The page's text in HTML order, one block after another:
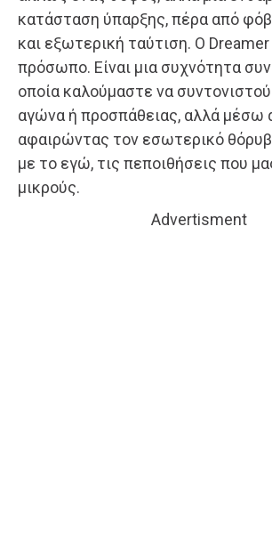
κατάσταση ύπαρξης, πέρα από
και εξωτερική ταύτιση. Ο Dreamer
πρόσωπο. Είναι μια συχνότητα
οποία καλούμαστε να
αγώνα ή προσπάθειας, αλλά μέσω
αφαιρώντας τον εσωτερικό
με το εγώ, τις πεποιθήσεις που
μικρούς.
Advertisment